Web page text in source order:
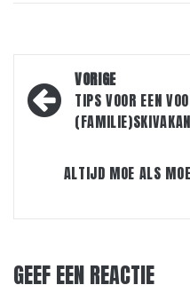
Bericht
navigatie
VORIGE
TIPS VOOR EEN
ALTIJD MOE ALS
GEEF EEN REACTIE